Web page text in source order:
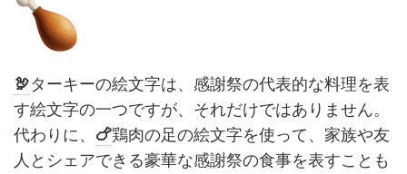
🦃ターキーの絵文字は、感謝祭の代表的な料理を表
す絵文字の一つですが、それだけではありません。
代わりに、 🍗鶏肉の足の絵文字を使って、家族や友
人とシェアできる豪華な感謝祭の食事を表すことも